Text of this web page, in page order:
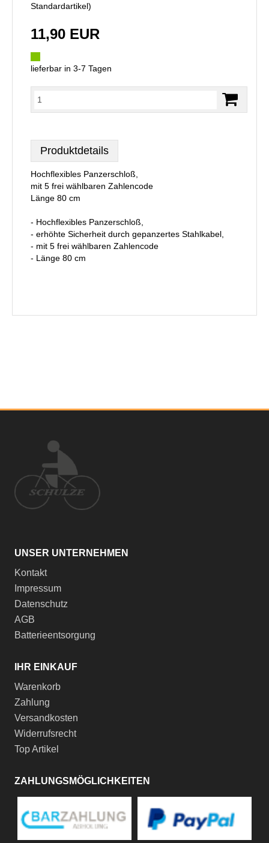
Standardartikel)
11,90 EUR
lieferbar in 3-7 Tagen
Produktdetails
Hochflexibles Panzerschloß,
mit 5 frei wählbaren Zahlencode
Länge 80 cm
- Hochflexibles Panzerschloß,
- erhöhte Sicherheit durch gepanzertes Stahlkabel,
- mit 5 frei wählbaren Zahlencode
- Länge 80 cm
UNSER UNTERNEHMEN
Kontakt
Impressum
Datenschutz
AGB
Batterieentsorgung
IHR EINKAUF
Warenkorb
Zahlung
Versandkosten
Widerrufsrecht
Top Artikel
ZAHLUNGSMÖGLICHKEITEN